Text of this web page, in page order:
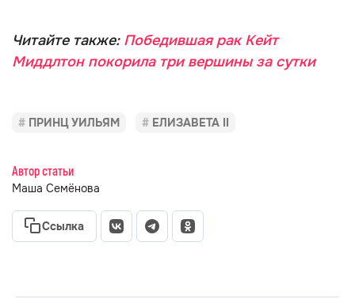
Читайте также: Победившая рак Кейт
Миддлтон покорила три вершины за сутки
ПРИНЦ УИЛЬЯМ ЕЛИЗАВЕТА II
Автор статьи
Маша Семёнова
Ссылка